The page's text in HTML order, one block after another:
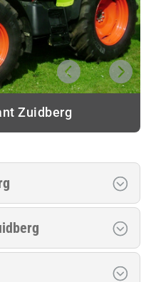
Zuidberg